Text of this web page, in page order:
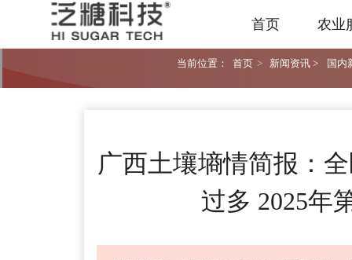
首页 农业
当前位置： 首页 > 新闻资讯 > 国内
广西土壤墒情简报：
过多 2025年